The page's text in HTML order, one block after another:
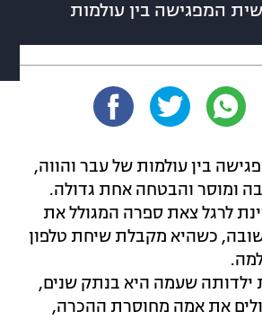
המפגישה בין עולמות
בין עולמות של עבר והווה,
ומוסר והבטחה אחת גדולה.
לרגל צאת ספרה המגולל את
כשהיא מקבלת שיחת טלפון
ילדותה שעמה היא בנתק שנים,
את אמה מחוסרת ההכרה,